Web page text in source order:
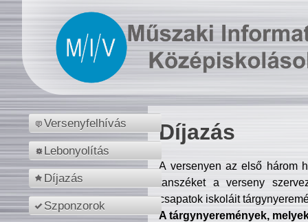
Versenyfelhívás
Lebonyolítás
Díjazás
Szponzorok
Díjazás
A versenyen az első három
tanszéket a verseny
csapatok iskoláit
A tárgynyeremények,